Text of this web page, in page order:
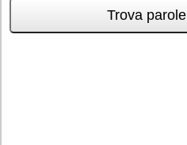
Trova parole